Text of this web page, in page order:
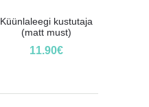
Küünlaleegi kustutaja
(matt must)
11.90€